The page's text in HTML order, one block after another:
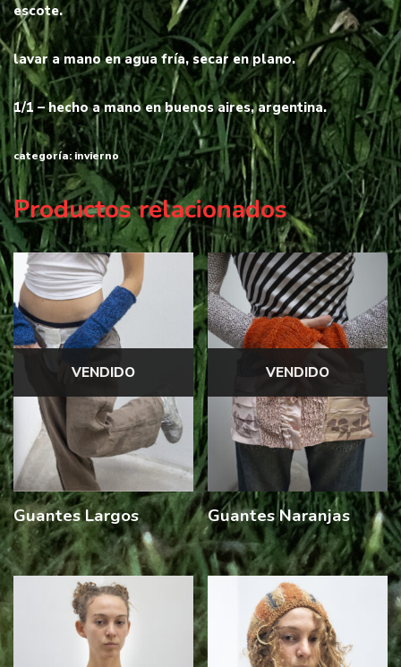
escote.
lavar a mano en agua fría, secar en plano.
1/1 – hecho a mano en buenos aires, argentina.
categoría:invierno
Productos relacionados
VENDIDO
Guantes Largos
VENDIDO
Guantes Naranjas